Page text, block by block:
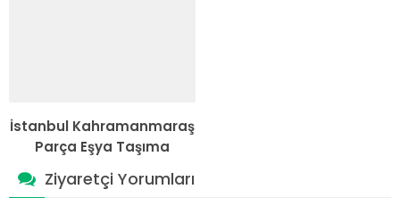
İstanbul Kahramanmaraş
Parça Eşya Taşıma
Ziyaretçi Yorumları